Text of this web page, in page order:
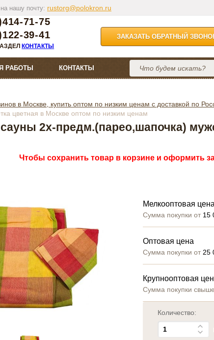
нашу почту: rustorg@polokron.ru
71-75
39-41
КОНТАКТЫ
ЗАКАЗАТЬ ОБРАТНЫЙ
РАБОТЫ КОНТАКТЫ
в Москве, купить оптом по низким ценам с доставкой по
цветная в Москве оптом по низким ценам
2х-предм.(парео,шапочка)
Чтобы сохранить товар в корзине и оформить
Мелкооптовая цена
Сумма покупки от 15
Оптовая цена
Сумма покупки от 25
Крупнооптовая
Сумма покупки свыше
Количество: